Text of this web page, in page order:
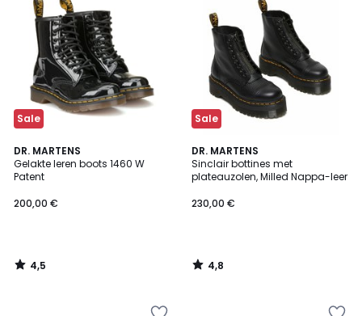
Sale
DR. MARTENS
Gelakte leren boots 1460 W
Patent
200,00 €
4,5
/ 5
4,5
/
Sale
DR. MARTENS
Sinclair bottines met
plateauzolen, Milled Nappa-leer
230,00 €
4,8
/ 5
4,8
/